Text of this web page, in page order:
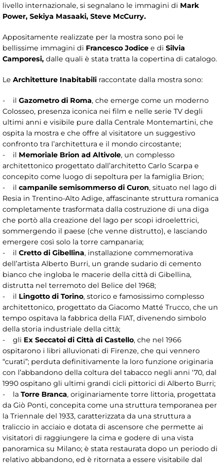
livello internazionale, si segnalano le immagini di Mark
Power, Sekiya Masaaki, Steve McCurry.
Appositamente realizzate per la mostra sono poi le
bellissime immagini di Francesco Jodice e di Silvia
Camporesi, dalle quali è stata tratta la copertina di catalogo.
Le Architetture Inabitabili raccontate dalla mostra sono:
- il Gazometro di Roma, che emerge come un moderno
Colosseo, presenza iconica nei film e nelle serie TV degli
ultimi anni e visibile pure dalla Centrale Montemartini, che
ospita la mostra e che offre al visitatore un suggestivo
confronto tra l’architettura e il mondo circostante;
- il Memoriale Brion ad Altivole, un complesso
architettonico progettato dall’architetto Carlo Scarpa e
concepito come luogo di sepoltura per la famiglia Brion;
- il campanile semisommerso di Curon, situato nel lago di
Resia in Trentino-Alto Adige, affascinante struttura romanica
completamente trasformata dalla costruzione di una diga
che portò alla creazione del lago per scopi idroelettrici,
sommergendo il paese (che venne distrutto), e lasciando
emergere così solo la torre campanaria;
- il Cretto di Gibellina, installazione commemorativa
dell’artista Alberto Burri, un grande sudario di cemento
bianco che ingloba le macerie della città di Gibellina,
distrutta nel terremoto del Belice del 1968;
- il Lingotto di Torino, storico e famosissimo complesso
architettonico, progettato da Giacomo Matté Trucco, che un
tempo ospitava la fabbrica della FIAT, divenendo simbolo
della storia industriale della città;
- gli Ex Seccatoi di Città di Castello, che nel 1966
ospitarono i libri alluvionati di Firenze, che qui vennero
“curati”; perduta definitivamente la loro funzione originaria
con l’abbandono della coltura del tabacco negli anni ‘70, dal
1990 ospitano gli ultimi grandi cicli pittorici di Alberto Burri;
- la Torre Branca, originariamente torre littoria, progettata
da Giò Ponti, concepita come una struttura temporanea per
la Triennale del 1933, caratterizzata da una struttura a
traliccio in acciaio e dotata di ascensore che permette ai
visitatori di raggiungere la cima e godere di una vista
panoramica su Milano; è stata restaurata dopo un periodo di
relativo abbandono, ed è ritornata a essere visitabile dal